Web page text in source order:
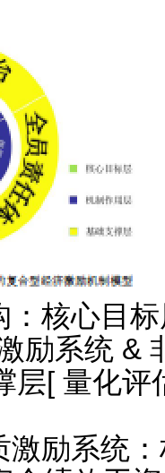
核心目
励系统 &
[ 量化评
励系统：